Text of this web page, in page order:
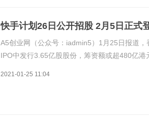
快手计划26日公开招股 2月5日正式
A5创业网（公众号：iadmin5）1月25日报道
IPO中发行3.65亿股股份，筹资额或超480亿
IPO中发行3.65亿股股份，招股价区间为每股
港元。据了解，快手的香港公开发售部分比例
2021-01-25 11:04